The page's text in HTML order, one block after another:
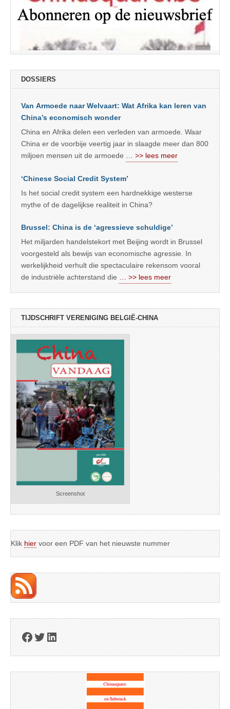
DOSSIERS
Van Armoede naar Welvaart: Wat Afrika kan leren van
China’s economisch wonder
China en Afrika delen een verleden van armoede. Waar
China er de voorbije veertig jaar in slaagde meer dan 800
miljoen mensen uit de armoede
… >> lees meer
‘Chinese Social Credit System’
Is het social credit system een hardnekkige westerse
mythe of de dagelijkse realiteit in China?
Brussel: China is de ‘agressieve schuldige’
Het miljarden handelstekort met Beijing wordt in Brussel
voorgesteld als bewijs van economische agressie. In
werkelijkheid verhult die spectaculaire rekensom vooral
de industriële achterstand die
… >> lees meer
TIJDSCHRIFT VERENIGING BELGIË-CHINA
Screenshot
Klik hier voor een PDF van het nieuwste nummer
Facebook
Twitter
LinkedIn